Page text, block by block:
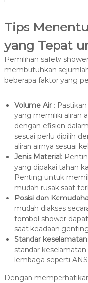
Tips
yang Tepat
Pemilihan safety
membutuhkan
beberapa faktor yang
Volume Air:
yang memiliki aliran
dengan efisien
sesuai perlu dipilih
aliran airnya sesuai
Jenis Material:
yang dipakai tahan
Penting untuk
mudah rusak saat
Posisi dan
mudah diakses
tombol shower
saat keadaan
Standar keselamatan
standar
lembaga seperti
Dengan